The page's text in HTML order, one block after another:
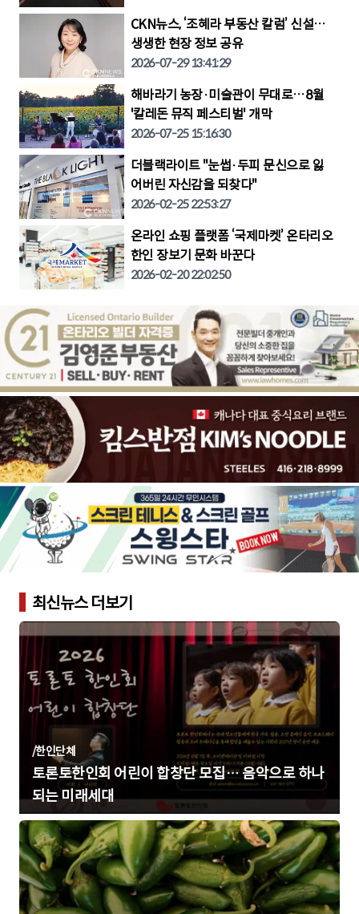
CKN뉴스, ‘조혜라 부동산 칼럼’ 신설…
생생한 현장 정보 공유
2026-07-29 13:41:29
해바라기 농장·미술관이 무대로…8월
'칼레돈 뮤직 페스티벌' 개막
2026-07-25 15:16:30
더블랙라이트 "눈썹·두피 문신으로 잃
어버린 자신감을 되찾다"
2026-02-25 22:53:27
온라인 쇼핑 플랫폼 ‘국제마켓’ 온타리오
한인 장보기 문화 바꾼다
2026-02-20 22:02:50
최신뉴스 더보기
/한인단체
토론토한인회 어린이 합창단 모집… 음악으로 하나
되는 미래세대